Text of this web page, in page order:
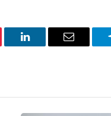
LinkedInEmail